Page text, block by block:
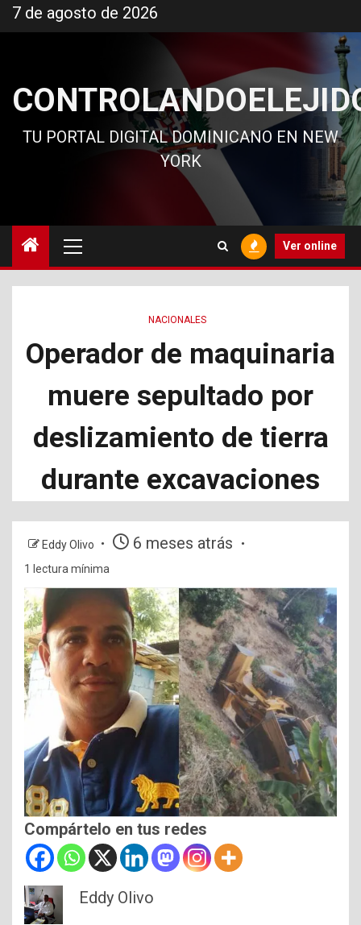
al
7 de agosto de 2026
TU PORTAL DIGITAL DOMINICANO EN NEW
YORK
principal
Ver online
NACIONALES
Operador de maquinaria
muere sepultado por
deslizamiento de tierra
durante excavaciones
Eddy Olivo 6 meses atrás
1 lectura mínima
Compártelo en tus redes
Eddy Olivo